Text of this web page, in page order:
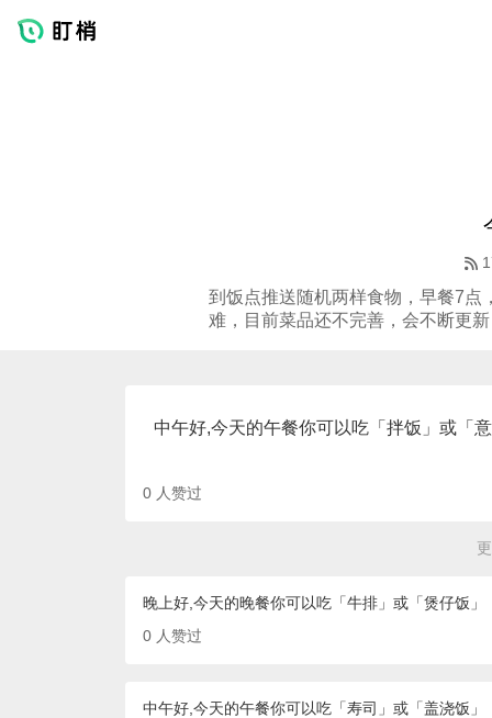
到饭点推送随机两样食物，早餐7点
难，目前菜品还不完善，会不断更
中午好,今天的午餐你可以吃「拌饭」或「
0 人赞过
晚上好,今天的晚餐你可以吃「牛排」或「煲仔饭」
0 人赞过
中午好,今天的午餐你可以吃「寿司」或「盖浇饭」